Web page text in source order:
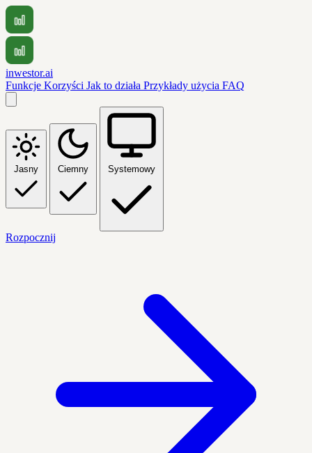
inwestor.ai
Funkcje Korzyści Jak to działa Przykłady użycia FAQ
Jasny Ciemny Systemowy
Rozpocznij